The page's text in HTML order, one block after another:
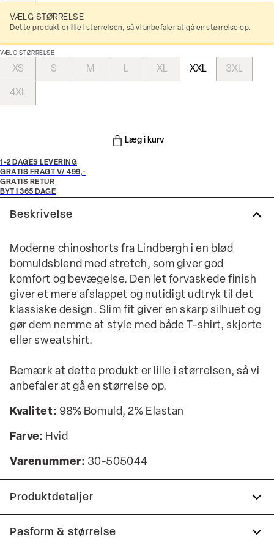
VÆLG STØRRELSE
Dette produkt er lille i størrelsen, så vi anbefaler at gå en størrelse op.
VÆLG STØRRELSE
XS S M L XL XXL 3XL
4XL
Læg i kurv
1-2 DAGES LEVERING
GRATIS FRAGT V/ 499,-
GRATIS RETUR
BYT I 365 DAGE
Beskrivelse
Moderne chinoshorts fra Lindbergh i en blød
bomuldsblend med stretch, som giver god
komfort og bevægelse. Den let forvaskede finish
giver et mere afslappet og nutidigt udtryk til det
klassiske design. Slim fit giver en skarp silhuet og
gør dem nemme at style med både T-shirt, skjorte
eller sweatshirt.
Bemærk at dette produkt er lille i størrelsen, så vi
anbefaler at gå en størrelse op.
Kvalitet: 98% Bomuld, 2% Elastan
Farve: Hvid
Varenummer: 30-505044
Produktdetaljer
Der er to paspolerede baglommer med
Pasform & størrelse